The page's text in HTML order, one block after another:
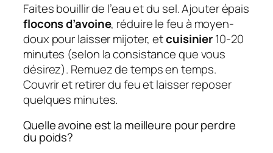
Faites bouillir de l’eau et du sel. Ajouter épais
flocons d’avoine, réduire le feu à moyen-
doux pour laisser mijoter, etcuisinier10-20
minutes (selon la consistance que vous
désirez). Remuez de temps en temps.
Couvrir et retirer du feu et laisser reposer
quelques minutes.
Quelle avoine est la meilleure pour perdre
du poids?